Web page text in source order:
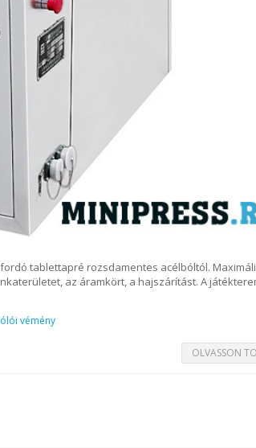
tablettapré rozsdamentes acélbóltól.
az áramkört, a hajszárítást. A
vémény
OLVASSON